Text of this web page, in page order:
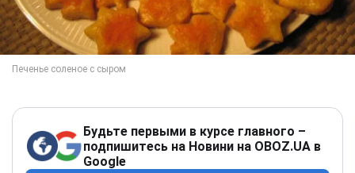
Будьте первыми в курсе главного –
подпишитесь на Новини на OBOZ.UA в
Google